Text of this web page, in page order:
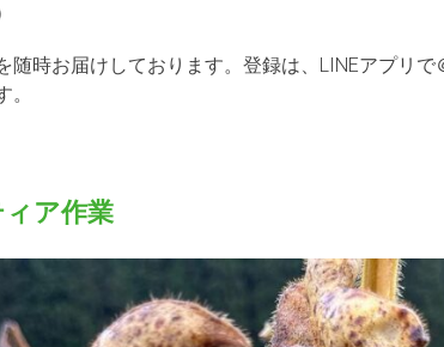
時お届けしております。登録は、LINEアプリ
ア作業